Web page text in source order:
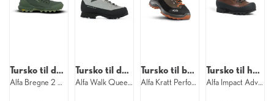
Tursko til dame
Alfa Bregne 2 APS GTX W 8860
Tursko til dame
Alfa Walk Queen Pro APS GTX W 8030
Tursko til barn
Alfa Kratt Perform GTX Jr 2000
Tursko til herre
Alfa Impact Adv 2 GTX M 2220